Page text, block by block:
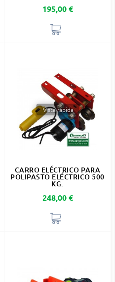
Precio
195,00 €
Vista rápida
CARRO ELÉCTRICO PARA
POLIPASTO ELÉCTRICO 500
KG.
Precio
248,00 €